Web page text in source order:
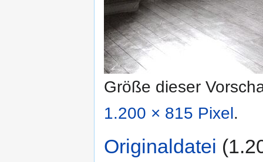
Größe dieser
1.200 × 815 Pixel.
Originaldatei